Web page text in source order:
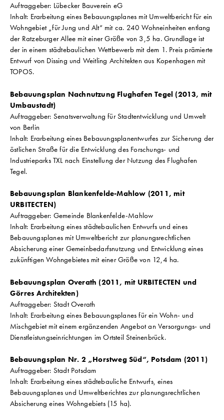
Auftraggeber: Lübecker Bauverein eG
Inhalt: Erarbeitung eines Bebauungsplanes mit Umweltbericht für ein
Wohngebiet „für Jung und Alt“ mit ca. 240 Wohneinheiten entlang
der Ratzeburger Allee mit einer Größe von 3,5 ha. Grundlage ist
der in einem städtebaulichen Wettbewerb mit dem 1. Preis prämierte
Entwurf von Dissing und Weitling Architekten aus Kopenhagen mit
TOPOS.
Bebauungsplan Nachnutzung Flughafen Tegel (2013, mit
Umbaustadt)
Auftraggeber: Senatsverwaltung für Stadtentwicklung und Umwelt
von Berlin
Inhalt: Erarbeitung eines Bebauungsplanentwurfes zur Sicherung der
östlichen Straße für die Entwicklung des Forschungs- und
Industrieparks TXL nach Einstellung der Nutzung des Flughafen
Tegel.
Bebauungsplan Blankenfelde-Mahlow (2011, mit
URBITECTEN)
Auftraggeber: Gemeinde Blankenfelde-Mahlow
Inhalt: Erarbeitung eines städtebaulichen Entwurfs und eines
Bebauungsplanes mit Umweltbericht zur planungsrechtlichen
Absicherung einer Gemeinbedarfsnutzung und Entwicklung eines
zukünftigen Wohngebietes mit einer Größe von 12,4 ha.
Bebauungsplan Overath (2011, mit URBITECTEN und
Görres Architekten)
Auftraggeber: Stadt Overath
Inhalt: Erarbeitung eines Bebauungsplanes für ein Wohn- und
Mischgebiet mit einem ergänzenden Angebot an Versorgungs- und
Dienstleistungseinrichtungen im Ortsteil Steinenbrück.
Bebauungsplan Nr. 2 „Horstweg Süd“, Potsdam (2011)
Auftraggeber: Stadt Potsdam
Inhalt: Erarbeitung eines städtebauliche Entwurfs, eines
Bebauungsplanes und Umweltberichtes zur planungsrechtlichen
Absicherung eines Wohngebiets (15 ha).